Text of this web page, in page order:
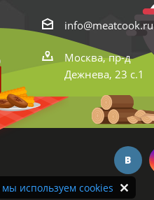
info@meatcook.ru
Москва, пр-д
Дежнева, 23 с.1
мы используем cookies